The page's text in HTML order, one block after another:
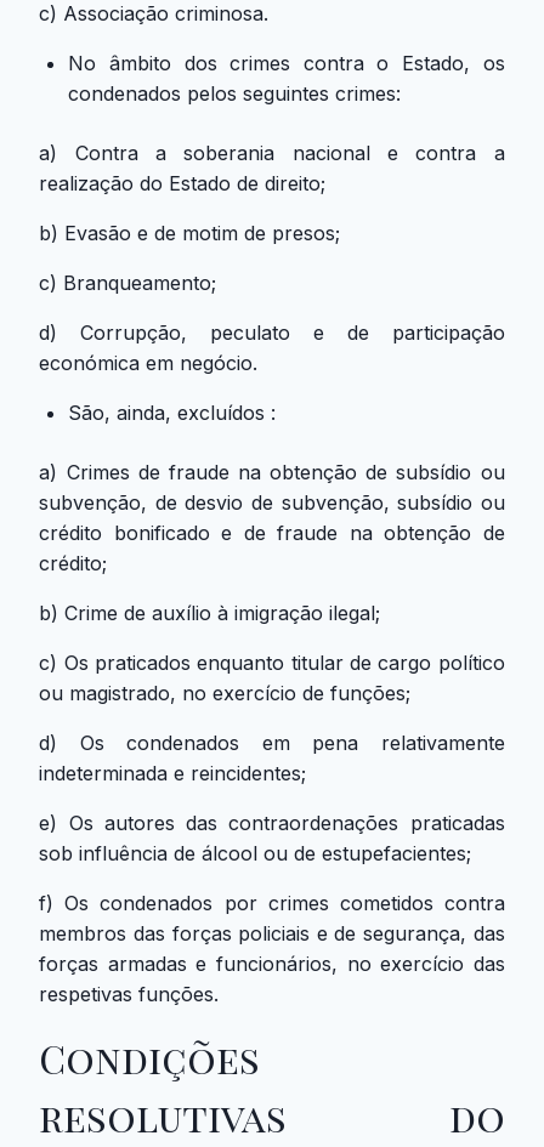
c) Associação criminosa.
No âmbito dos crimes contra o Estado, os
condenados pelos seguintes crimes:
a) Contra a soberania nacional e contra a
realização do Estado de direito;
b) Evasão e de motim de presos;
c) Branqueamento;
d) Corrupção, peculato e de participação
económica em negócio.
São, ainda, excluídos :
a) Crimes de fraude na obtenção de subsídio ou
subvenção, de desvio de subvenção, subsídio ou
crédito bonificado e de fraude na obtenção de
crédito;
b) Crime de auxílio à imigração ilegal;
c) Os praticados enquanto titular de cargo político
ou magistrado, no exercício de funções;
d) Os condenados em pena relativamente
indeterminada e reincidentes;
e) Os autores das contraordenações praticadas
sob influência de álcool ou de estupefacientes;
f) Os condenados por crimes cometidos contra
membros das forças policiais e de segurança, das
forças armadas e funcionários, no exercício das
respetivas funções.
Condições
resolutivas do